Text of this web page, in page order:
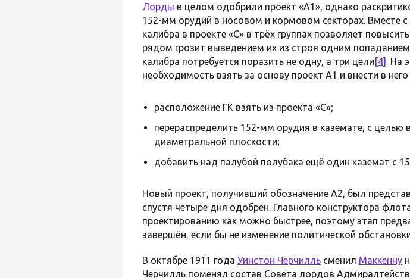
Лорды в целом одобрили проект «А1», однако
152-мм орудий в носовом и кормовом секторах. Вместе
калибра в проекте «С» в трёх группах позволяет
рядом грозит выведением их из строя одним
калибра потребуется поразить не одну, а три цели [4] . На
необходимость взять за основу проект А1 и внести в
расположение ГК взять из проекта «С»;
перераспределить 152-мм орудия в каземате, с целью
диаметральной плоскости;
добавить над палубой полубака ещё один каземат с
Новый проект, получивший обозначение А2, был
спустя четыре дня одобрен. Главного конструктора
проектированию как можно быстрее, поэтому этап
завершён, если бы не изменение политической
В октябре 1911 года Уинстон Черчилль сменил Маккенну
Черчилль поменял состав Совета лордов